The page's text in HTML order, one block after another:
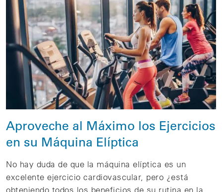
Aproveche al Máximo los Ejercicios
en su Máquina Elíptica
No hay duda de que la máquina elíptica es un
excelente ejercicio cardiovascular, pero ¿está
obteniendo todos los beneficios de su rutina en la